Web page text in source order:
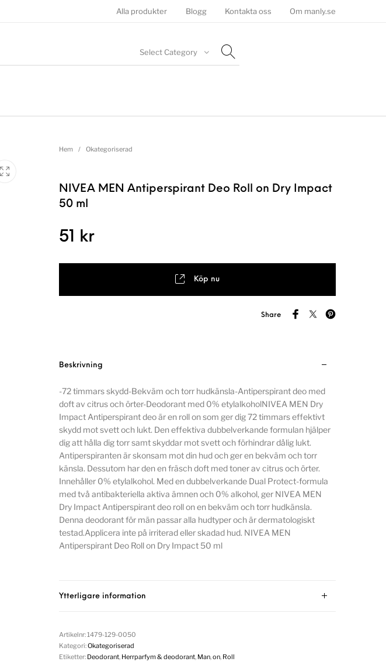
Alla produkter Blogg Kontakta oss Om manly.se
Select Category
Hem / Okategoriserad
NIVEA MEN Antiperspirant Deo Roll on Dry Impact
50 ml
51 kr
Köp nu
Share
Beskrivning
-72 timmars skydd-Bekväm och torr hudkänsla-Antiperspirant deo med
doft av citrus och örter-Deodorant med 0% etylalkoholNIVEA MEN Dry
Impact Antiperspirant deo är en roll on som ger dig 72 timmars effektivt
skydd mot svett och lukt. Den effektiva dubbelverkande formulan hjälper
dig att hålla dig torr samt skyddar mot svett och förhindrar dålig lukt.
Antiperspiranten är skonsam mot din hud och ger en bekväm och torr
känsla. Dessutom har den en fräsch doft med toner av citrus och örter.
Innehåller 0% etylalkohol. Med en dubbelverkande Dual Protect-formula
med två antibakteriella aktiva ämnen och 0% alkohol, ger NIVEA MEN
Dry Impact Antiperspirant deo roll on en bekväm och torr hudkänsla.
Denna deodorant för män passar alla hudtyper och är dermatologiskt
testad.Applicera inte på irriterad eller skadad hud. NIVEA MEN
Antiperspirant Deo Roll on Dry Impact 50 ml
Ytterligare information
Artikelnr:1479-129-0050
Kategori:Okategoriserad
Etiketter: Deodorant, Herrparfym & deodorant, Man, on, Roll